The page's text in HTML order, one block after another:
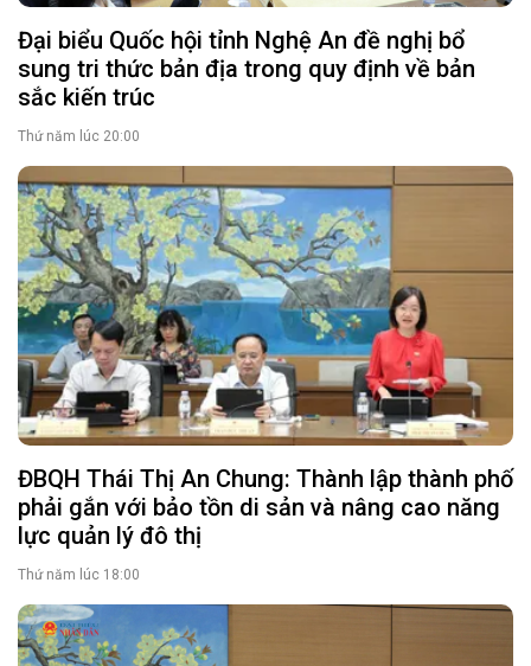
Đại biểu Quốc hội tỉnh Nghệ An đề nghị bổ
sung tri thức bản địa trong quy định về bản
sắc kiến trúc
Thứ năm lúc 20:00
ĐBQH Thái Thị An Chung: Thành lập thành phố
phải gắn với bảo tồn di sản và nâng cao năng
lực quản lý đô thị
Thứ năm lúc 18:00